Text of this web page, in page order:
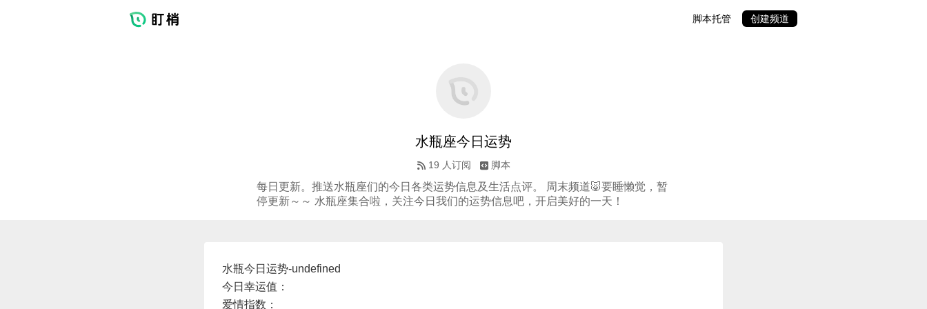
脚本托管 创建频道
水瓶座今日运势
19 人订阅 脚本
每日更新。推送水瓶座们的今日各类运势信息及生活点评。 周末频道🐷要睡懒觉，暂
停更新～～ 水瓶座集合啦，关注今日我们的运势信息吧，开启美好的一天！
水瓶今日运势-undefined
今日幸运值：
爱情指数：